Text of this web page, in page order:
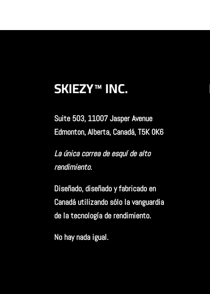
SKIEZY™INC.
Suite 503, 11007 Jasper Avenue
Edmonton, Alberta, Canadá, T5K 0K6
La única correa de esquí de alto
rendimiento.
Diseñado, diseñado y fabricado en
Canadá utilizando sólo la vanguardia
de la tecnología de rendimiento.
No hay nada igual.